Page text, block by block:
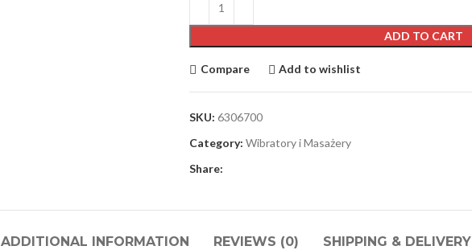
ADD TO CART
Compare Add to wishlist
SKU: 6306700
Category: Wibratory i Masażery
Share:
ADDITIONAL INFORMATION REVIEWS (0) SHIPPING & DELIVERY